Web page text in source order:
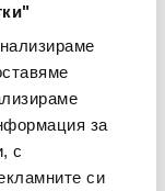
за
с
си
LITE GRD-HO25
The lowest price
) Regular price